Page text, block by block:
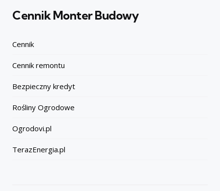
Cennik Monter Budowy
Cennik
Cennik remontu
Bezpieczny kredyt
Rośliny Ogrodowe
Ogrodovi.pl
TerazEnergia.pl